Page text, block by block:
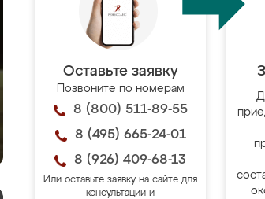
Оставьте заявку
Позвоните по номерам
8 (800) 511-89-55
8 (495) 665-24-01
8 (926) 409-68-13
Или оставьте заявку на сайте для
консультации и